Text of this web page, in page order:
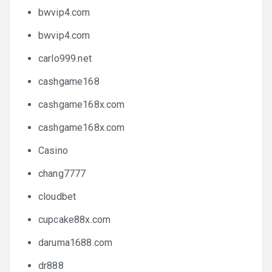
bwvip4.com
bwvip4.com
carlo999.net
cashgame168
cashgame168x.com
cashgame168x.com
Casino
chang7777
cloudbet
cupcake88x.com
daruma1688.com
dr888